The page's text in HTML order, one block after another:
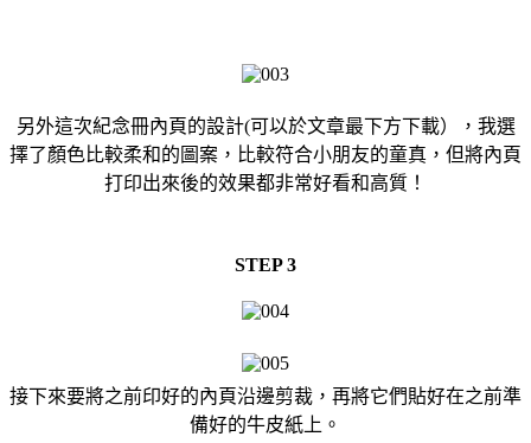
另外這次紀念冊內頁的設計(可以於文章最下方下載），我選
擇了顏色比較柔和的圖案，比較符合小朋友的童真，但將內頁
打印出來後的效果都非常好看和高質！
STEP 3
接下來要將之前印好的內頁沿邊剪裁，再將它們貼好在之前準
備好的牛皮紙上。